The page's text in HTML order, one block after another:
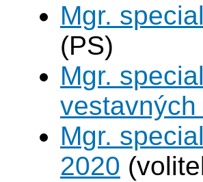
Mgr.
(PS)
Mgr.
Mgr.
2020